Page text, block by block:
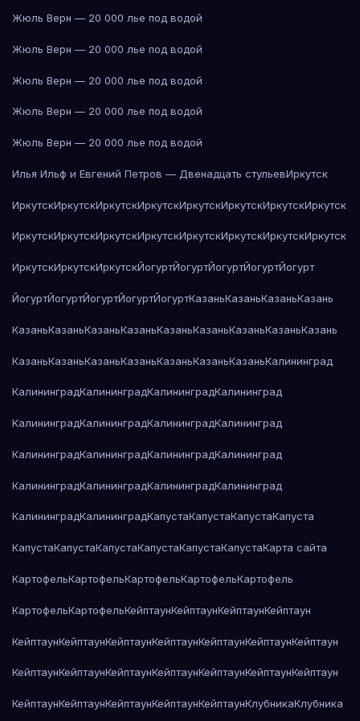
Жюль Верн — 20 000 лье под водой
Жюль Верн — 20 000 лье под водой
Жюль Верн — 20 000 лье под водой
Жюль Верн — 20 000 лье под водой
Жюль Верн — 20 000 лье под водой
Илья Ильф и Евгений Петров — Двенадцать стульевИркутск
ИркутскИркутскИркутскИркутскИркутскИркутскИркутскИркутск
ИркутскИркутскИркутскИркутскИркутскИркутскИркутскИркутск
ИркутскИркутскИркутскЙогуртЙогуртЙогуртЙогуртЙогурт
ЙогуртЙогуртЙогуртЙогуртЙогуртКазаньКазаньКазаньКазань
КазаньКазаньКазаньКазаньКазаньКазаньКазаньКазаньКазань
КазаньКазаньКазаньКазаньКазаньКазаньКазаньКалининград
КалининградКалининградКалининградКалининград
КалининградКалининградКалининградКалининград
КалининградКалининградКалининградКалининград
КалининградКалининградКалининградКалининград
КалининградКалининградКапустаКапустаКапустаКапуста
КапустаКапустаКапустаКапустаКапустаКапустаКарта сайта
КартофельКартофельКартофельКартофельКартофель
КартофельКартофельКейптаунКейптаунКейптаунКейптаун
КейптаунКейптаунКейптаунКейптаунКейптаунКейптаунКейптаун
КейптаунКейптаунКейптаунКейптаунКейптаунКейптаунКейптаун
КейптаунКейптаунКейптаунКейптаунКейптаунКлубникаКлубника